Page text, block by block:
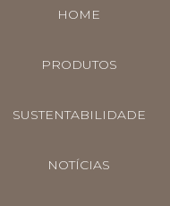
HOME
PRODUTOS
SUSTENTABILIDADE
NOTÍCIAS